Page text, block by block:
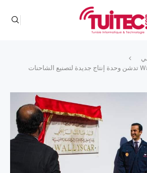
الشركة التونسية Wallyscar تدشن وحدة إنتاج جديدة لتصنيع الشاحنات